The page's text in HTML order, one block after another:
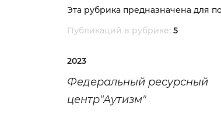
Эта рубрика предназначена для
Публикаций в рубрике: 5
2023
Федеральный ресурсный
центр"Аутизм"